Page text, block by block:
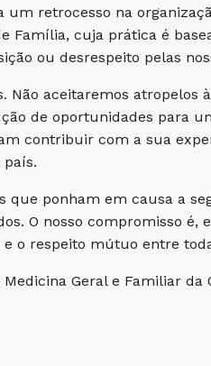
um retrocesso na
Família, cuja prática é
ou desrespeito pelas
Não aceitaremos atropelos
de oportunidades para
contribuir com a sua
que ponham em causa a
O nosso compromisso
o respeito mútuo entre
Geral e Familiar da